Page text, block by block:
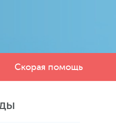
Скорая помощь